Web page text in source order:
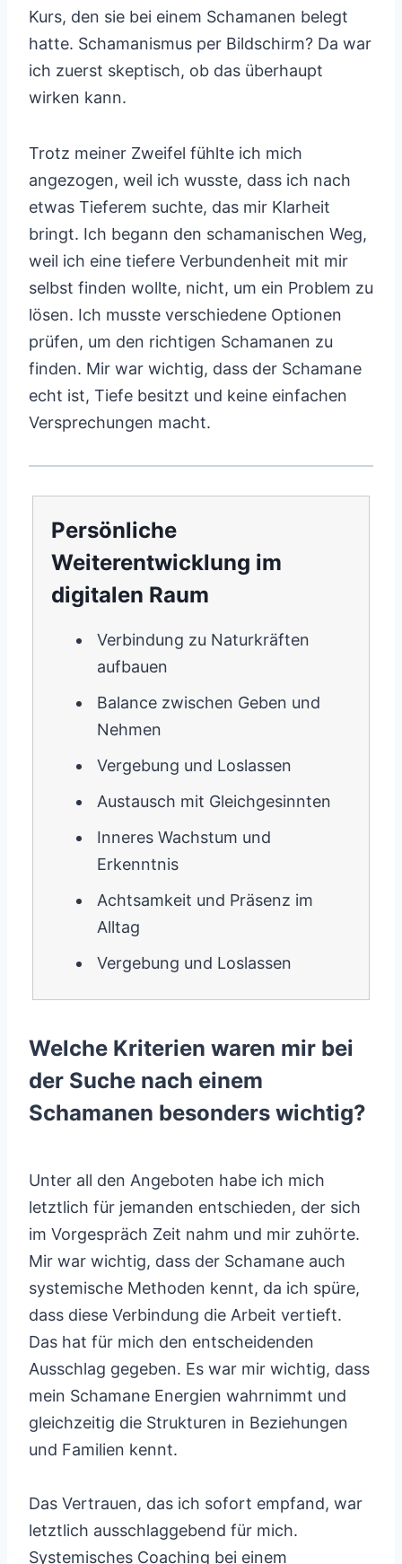
Kurs, den sie bei einem Schamanen belegt
hatte. Schamanismus per Bildschirm? Da war
ich zuerst skeptisch, ob das überhaupt
wirken kann.
Trotz meiner Zweifel fühlte ich mich
angezogen, weil ich wusste, dass ich nach
etwas Tieferem suchte, das mir Klarheit
bringt. Ich begann den schamanischen Weg,
weil ich eine tiefere Verbundenheit mit mir
selbst finden wollte, nicht, um ein Problem zu
lösen. Ich musste verschiedene Optionen
prüfen, um den richtigen Schamanen zu
finden. Mir war wichtig, dass der Schamane
echt ist, Tiefe besitzt und keine einfachen
Versprechungen macht.
Persönliche
Weiterentwicklung im
digitalen Raum
Verbindung zu Naturkräften
aufbauen
Balance zwischen Geben und
Nehmen
Vergebung und Loslassen
Austausch mit Gleichgesinnten
Inneres Wachstum und
Erkenntnis
Achtsamkeit und Präsenz im
Alltag
Vergebung und Loslassen
Welche Kriterien waren mir bei
der Suche nach einem
Schamanen besonders wichtig?
Unter all den Angeboten habe ich mich
letztlich für jemanden entschieden, der sich
im Vorgespräch Zeit nahm und mir zuhörte.
Mir war wichtig, dass der Schamane auch
systemische Methoden kennt, da ich spüre,
dass diese Verbindung die Arbeit vertieft.
Das hat für mich den entscheidenden
Ausschlag gegeben. Es war mir wichtig, dass
mein Schamane Energien wahrnimmt und
gleichzeitig die Strukturen in Beziehungen
und Familien kennt.
Das Vertrauen, das ich sofort empfand, war
letztlich ausschlaggebend für mich.
Systemisches Coaching bei einem